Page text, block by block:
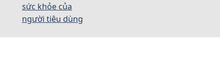
sức khỏe của
người tiêu dùng